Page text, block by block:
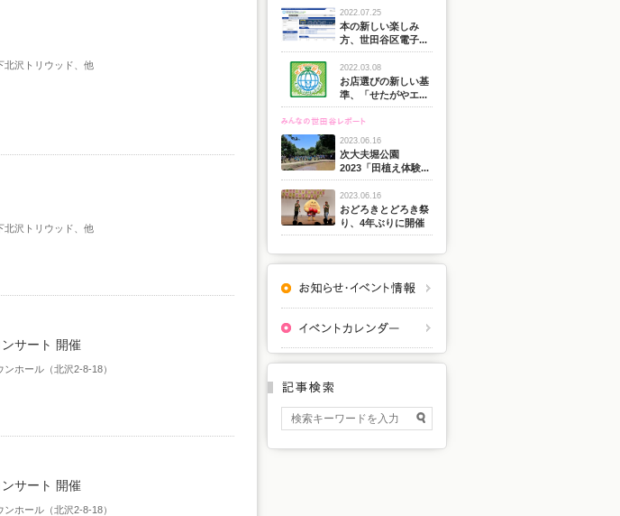
北沢トリウッド、他
北沢トリウッド、他
サート 開催
ホール（北沢2-8-18）
サート 開催
ホール（北沢2-8-18）
2022.07.25
本の新しい楽しみ
方、世田谷区電子...
2022.03.08
お店選びの新しい基
準、「せたがやエ...
2023.06.16
次大夫堀公園
2023「田植え体験...
2023.06.16
おどろきとどろき祭
り、4年ぶりに開催